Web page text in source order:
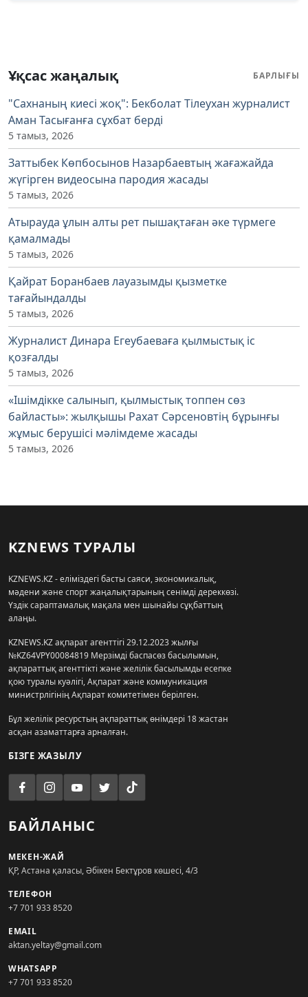
Ұқсас жаңалық БАРЛЫҒЫ
"Сахнаның киесі жоқ": Бекболат Тілеухан журналист
Аман Тасығанға сұхбат берді
5 тамыз, 2026
Заттыбек Көпбосынов Назарбаевтың жағажайда
жүгірген видеосына пародия жасады
5 тамыз, 2026
Атырауда ұлын алты рет пышақтаған әке түрмеге
қамалмады
5 тамыз, 2026
Қайрат Боранбаев лауазымды қызметке
тағайындалды
5 тамыз, 2026
Журналист Динара Егеубаеваға қылмыстық іс
қозғалды
5 тамыз, 2026
«Ішімдікке салынып, қылмыстық топпен сөз
байласты»: жылқышы Рахат Сәрсеновтің бұрынғы
жұмыс берушісі мәлімдеме жасады
5 тамыз, 2026
KZNEWS ТУРАЛЫ
KZNEWS.KZ - еліміздегі басты саяси, экономикалық,
мәдени және спорт жаңалықтарының сенімді дереккөзі.
Үздік сараптамалық мақала мен шынайы сұқбаттың
алаңы.
KZNEWS.KZ ақпарат агенттігі 29.12.2023 жылғы
№KZ64VPY00084819 Мерзімді баспасөз басылымын,
ақпараттық агенттікті және желілік басылымды есепке
қою туралы куәлігі, Ақпарат және коммуникация
министрлігінің Ақпарат комитетімен берілген.
Бұл желілік ресурстың ақпараттық өнімдері 18 жастан
асқан азаматтарға арналған.
БІЗГЕ ЖАЗЫЛУ
БАЙЛАНЫС
МЕКЕН-ЖАЙ
ҚР, Астана қаласы, Әбікен Бектұров көшесі, 4/3
ТЕЛЕФОН
+7 701 933 8520
EMAIL
aktan.yeltay@gmail.com
WHATSAPP
+7 701 933 8520